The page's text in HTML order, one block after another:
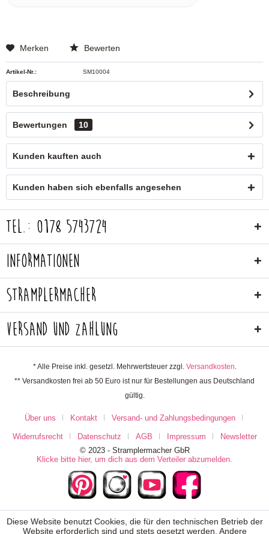
Merken Bewerten
Artikel-Nr.: SM10004
Beschreibung
Bewertungen 10
Kunden kauften auch
Kunden haben sich ebenfalls angesehen
Tel.: 0178 5743724
Informationen
Stramplermacher
Versand und Zahlung
* Alle Preise inkl. gesetzl. Mehrwertsteuer zzgl. Versandkosten.
** Versandkosten frei ab 50 Euro ist nur für Bestellungen aus Deutschland
gültig.
Über uns Kontakt Versand- und Zahlungsbedingungen
Widerrufsrecht Datenschutz AGB Impressum
Newsletter
© 2023 - Stramplermacher GbR
Klicke bitte hier, um dich aus dem Verteiler abzumelden.
Diese Website benutzt Cookies, die für den technischen Betrieb der
Website erforderlich sind und stets gesetzt werden. Andere